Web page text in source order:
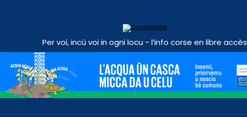
Per voi, incù voi in ogni locu - l’info corse en libre accès